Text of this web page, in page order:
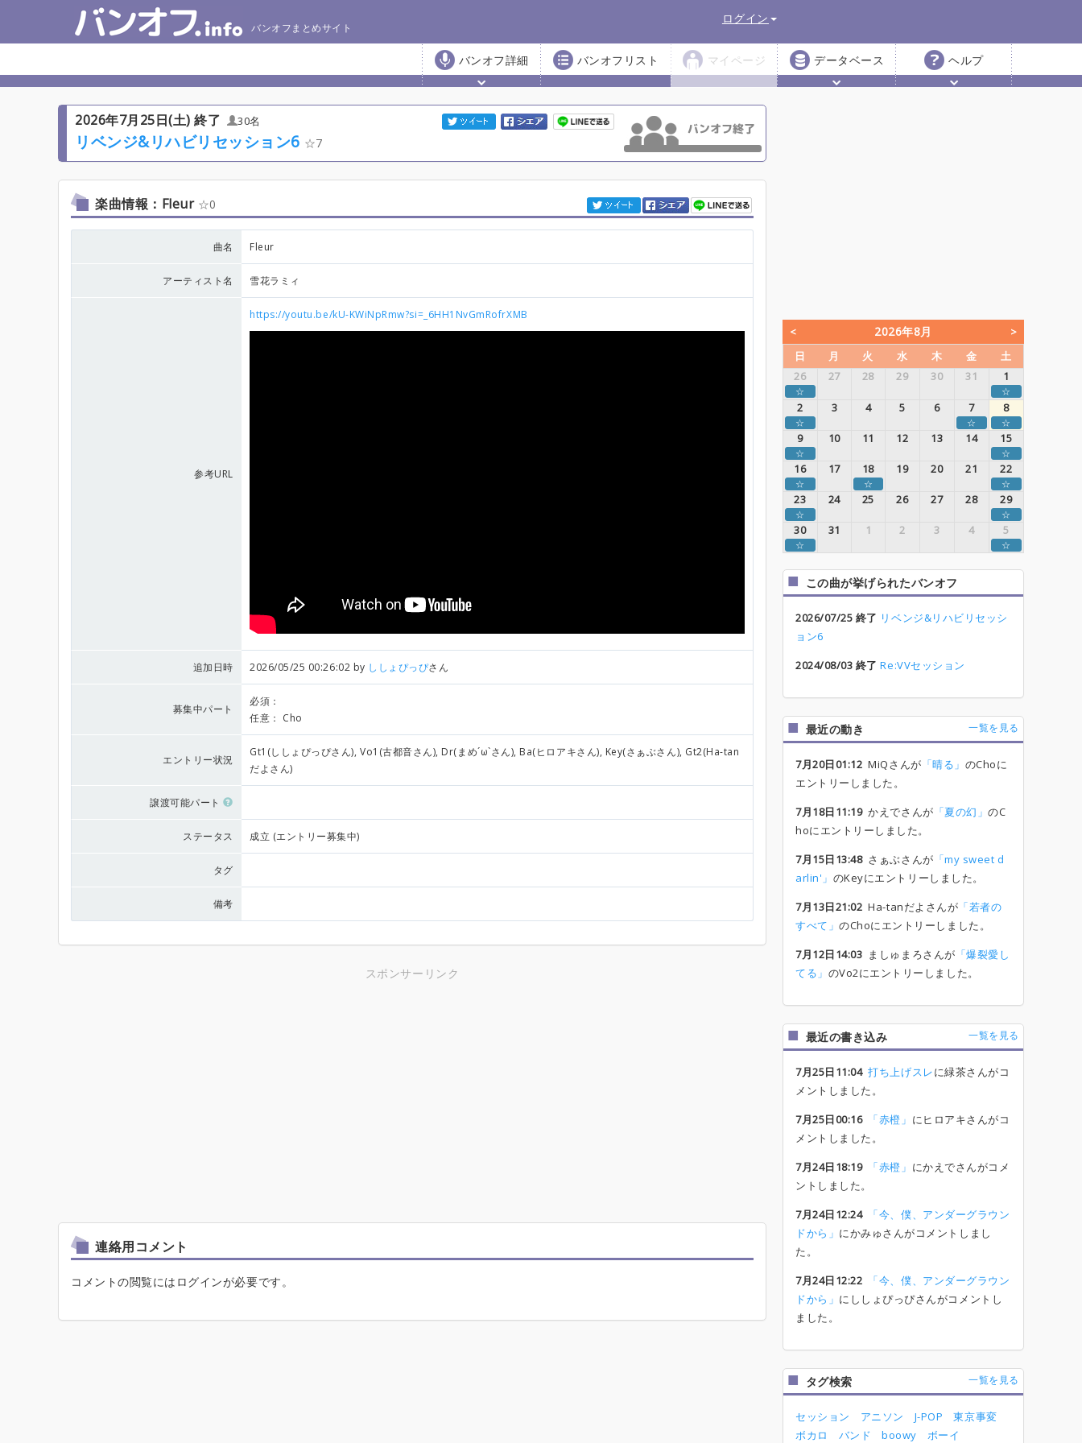
バンオフまとめサイト
ログイン
バンオフ詳細 バンオフリスト マイページ データベース ヘルプ
2026年7月25日(土) 終了 30名
リベンジ&リハビリセッション6 7
楽曲情報：Fleur 0
曲名 Fleur
アーティスト名 雪花ラミィ
参考URL
https://youtu.be/kU-KWiNpRmw?si=_6HH1NvGmRofrXMB
追加日時 2026/05/25 00:26:02 by ししょぴっぴさん
募集中パート
必須：
任意： Cho
エントリー状況
Gt1(ししょぴっぴさん), Vo1(古都音さん), Dr(まめ´ω`さん), Ba(ヒロアキさん), Key(さぁぶさん), Gt2(Ha-tan
だよさん)
譲渡可能パート
ステータス 成立 (エントリー募集中)
タグ
備考
スポンサーリンク
連絡用コメント
コメントの閲覧にはログインが必要です。
2026年8月
日 月 火 水 木 金
土
26
27 28 29 30 31 1
☆ ☆
2 3 4 5 6 7 8
☆ ☆ ☆
9 10 11 12 13 14 15
☆ ☆
16 17 18 19 20 21 22
☆ ☆ ☆
23 24 25 26 27 28 29
☆ ☆
30 31 1 2 3 4 5
☆ ☆
この曲が挙げられたバンオフ
2026/07/25 終了 リベンジ&リハビリセッシ
ョン6
2024/08/03 終了 Re:VVセッション
最近の動き 一覧を見る
7月20日01:12 MiQさんが 「晴る」 のChoに
エントリーしました。
7月18日11:19かえでさんが 「夏の幻」のC
hoにエントリーしました。
7月15日13:48さぁぶさんが 「my sweet d
arlin'」 のKeyにエントリーしました。
7月13日21:02 Ha-tanだよさんが 「若者の
すべて」のChoにエントリーしました。
7月12日14:03 ましゅまろさんが 「爆裂愛し
てる」 のVo2にエントリーしました。
最近の書き込み 一覧を見る
7月25日11:04 打ち上げスレに緑茶さんがコ
メントしました。
7月25日00:16
「赤橙」 にヒロアキさんがコ
メントしました。
7月24日18:19
「赤橙」 にかえでさんがコメ
ントしました。
7月24日12:24
「今、僕、アンダーグラウン
ドから」 にかみゅさんがコメントしまし
た。
7月24日12:22
「今、僕、アンダーグラウン
ドから」 にししょぴっぴさんがコメントし
ました。
タグ検索 一覧を見る
セッション アニソン J-POP
東京事変
ボカロ
バンド boowy ボーイ